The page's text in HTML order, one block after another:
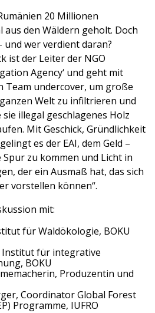
20 Millionen
den Wäldern geholt. Doch
und wer verdient daran?
ist der Leiter der NGO
Agency‘ und geht mit
Team undercover, um große
Welt zu infiltrieren und
illegal geschlagenes Holz
Mit Geschick, Gründlichkeit
es der EAI, dem Geld –
Spur zu kommen und Licht in
der ein Ausmaß hat, das sich
vorstellen können“.
mit:
für Waldökologie, BOKU
Institut für integrative
BOKU
Produzentin und
Coordinator Global Forest
Programme, IUFRO